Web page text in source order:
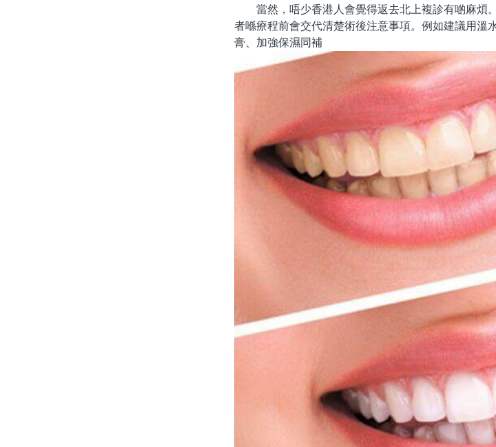
當然，唔少香港人會覺得返去北上複診有啲麻煩
者喺療程前會交代清楚術後注意事項。例如建議用溫
膏、加強保濕同補